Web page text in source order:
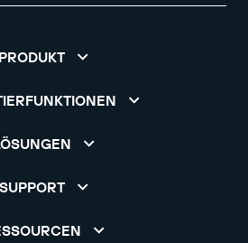
PRODUKT
SUPPORT